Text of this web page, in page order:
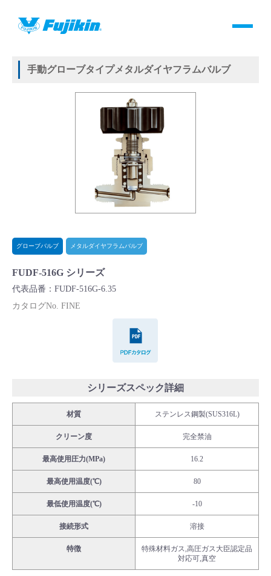
製品情報
バルブ・継手・システムを探す
製品カタログダウンロード
よくあるご質問(FAQ)・用語集
Cv値・流量計算ツール
バルブと継手のきほん
説明会・講習会
ログイン
会社情報
Corporate Blog
HOME 製品情報
手動グローブタイプメタルダイヤフラムバルブ
グローブバルブ メタルダイヤフラムバルブ
FUDF-516G シリーズ
代表品番：FUDF-516G-6.35
カタログNo. FINE
シリーズスペック詳細
材質 ステンレス鋼製(SUS316L)
クリーン度 完全禁油
最高使用圧力(MPa) 16.2
最高使用温度(℃) 80
最低使用温度(℃) -10
接続形式 溶接
特徴
特殊材料ガス,高圧ガス大臣認定品
対応可,真空